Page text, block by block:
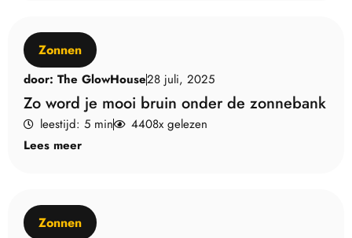
Zonnen
door: The GlowHouse28 juli, 2025
Zo word je mooi bruin onder de zonnebank
leestijd: 5 min
4408x gelezen
Lees meer
Zonnen